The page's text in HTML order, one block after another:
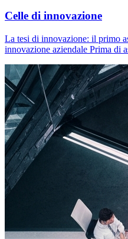
Celle di innovazione
La tesi di innovazione: il primo
innovazione aziendale Prima di